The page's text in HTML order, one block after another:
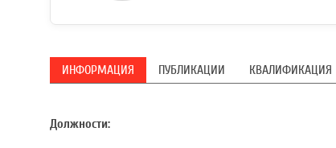
ИНФОРМАЦИЯ ПУБЛИКАЦИИ КВАЛИФИКАЦИЯ
Должности: